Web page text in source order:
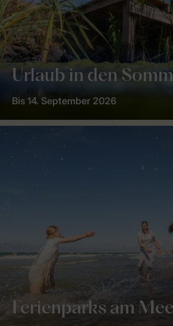
Urlaub in den
Bis 14. September 2026
Ferienparks am